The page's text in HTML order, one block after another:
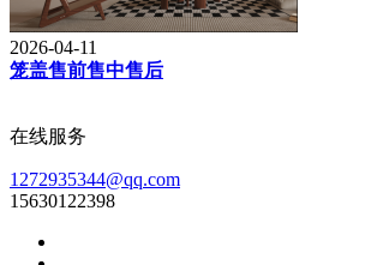
2026-04-11
笼盖售前售中售后
在线服务
1272935344@qq.com
15630122398